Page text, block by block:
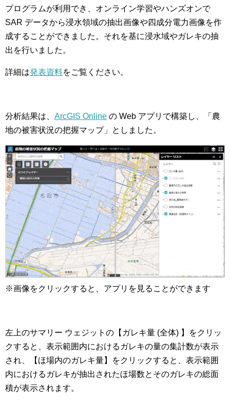
プログラムが利用でき、オンライン学習やハンズオンで
SAR データから浸水領域の抽出画像や四成分電力画像を作
成することができました。それを基に浸水域やガレキの抽
出を行いました。
詳細は発表資料をご覧ください。
分析結果は、 ArcGIS Online の Web アプリで構築し、「農
地の被害状況の把握マップ」としました。
※画像をクリックすると、アプリを見ることができます
左上のサマリー ウェジットの【ガレキ量 (全体) 】をクリッ
クすると、表示範囲内におけるガレキの量の集計数が表示
され、【ほ場内のガレキ量】をクリックすると、表示範囲
内におけるガレキが抽出されたほ場数とそのガレキの総面
積が表示されます。